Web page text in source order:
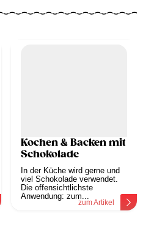
Kochen & Backen mit
Schokolade
In der Küche wird gerne und
viel Schokolade verwendet.
Die offensichtlichste
Anwendung: zum...
zum Artikel